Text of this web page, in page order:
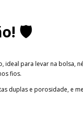
🛡️
para levar na
fios.
duplas e porosidade,